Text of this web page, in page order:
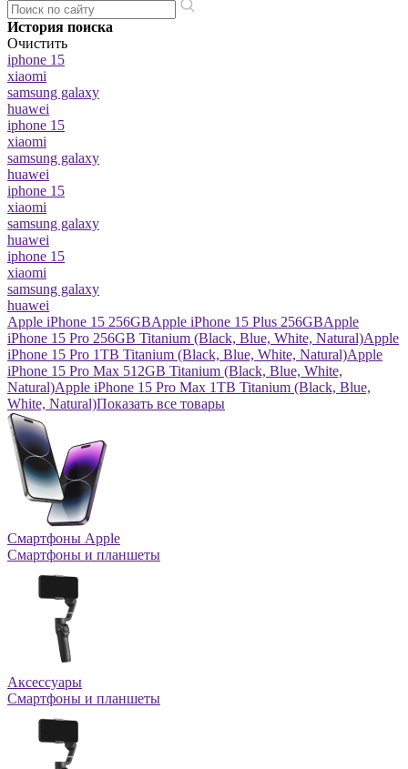
История поиска
Очистить
iphone 15
xiaomi
samsung galaxy
huawei
iphone 15
xiaomi
samsung galaxy
huawei
iphone 15
xiaomi
samsung galaxy
huawei
iphone 15
xiaomi
samsung galaxy
huawei
Apple iPhone 15 256GBApple iPhone 15 Plus 256GBApple
iPhone 15 Pro 256GB Titanium (Black, Blue, White, Natural)Apple
iPhone 15 Pro 1TB Titanium (Black, Blue, White, Natural)Apple
iPhone 15 Pro Max 512GB Titanium (Black, Blue, White,
Natural)Apple iPhone 15 Pro Max 1TB Titanium (Black, Blue,
White, Natural)Показать все товары
Смартфоны Apple
Смартфоны и планшеты
Аксессуары
Смартфоны и планшеты